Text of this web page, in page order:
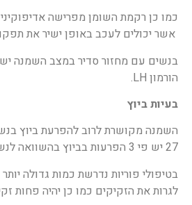
כמו כן רקמת השומן מפרישה
אשר יכולים לעכב באופן ישיר את
בנשים עם מחזור סדיר במצב השמנה יש
הורמון LH.
בעיות ביוץ
27 יש פי 3 הפרעות בביוץ בהשוואה לנשים עם BMI 20-24.9.
בטיפולי פוריות נדרשת כמות גדולה
לגרות את הזקיקים כמו כן יהיה פחות